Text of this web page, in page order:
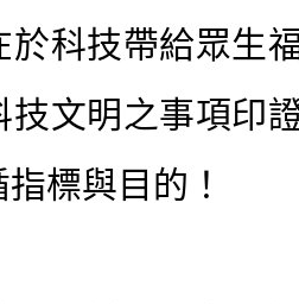
於科技帶給眾生
技文明之事項印
標與目的！